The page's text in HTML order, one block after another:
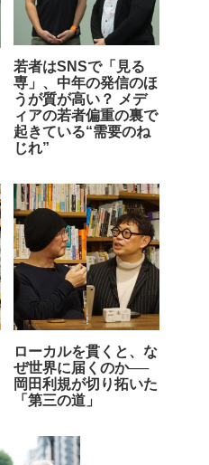
若者はSNSで「見る
専」、中年の発信のほ
うが質が高い？ メデ
ィアの若者偏重の裏で
起きている“需要のね
じれ”
ローカルを貫くと、な
ぜ世界に届くのか──
岡田利規が切り拓いた
「第三の道」